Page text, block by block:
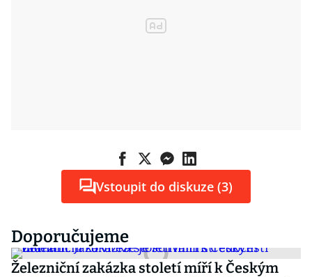
Vstoupit do diskuze (3)
Doporučujeme
Železniční zakázka století míří k Českým